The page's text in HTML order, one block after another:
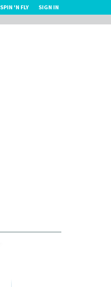
SPIN 'N FLY SIGN IN